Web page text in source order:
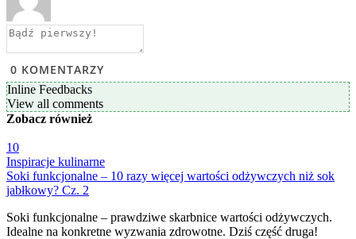
0 KOMENTARZY
Inline Feedbacks
View all comments
Zobacz również
10
Inspiracje kulinarne
Soki funkcjonalne – 10 razy więcej wartości odżywczych niż sok
jabłkowy? Cz. 2
Soki funkcjonalne – prawdziwe skarbnice wartości odżywczych.
Idealne na konkretne wyzwania zdrowotne. Dziś część druga!